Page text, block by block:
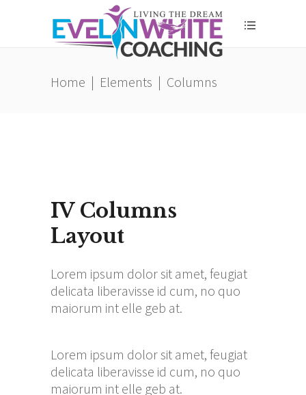
Home | Elements | Columns
IV Columns
Layout
Lorem ipsum dolor sit amet, feugiat
delicata liberavisse id cum, no quo
maiorum int elle geb at.
Lorem ipsum dolor sit amet, feugiat
delicata liberavisse id cum, no quo
maiorum int elle geb at.